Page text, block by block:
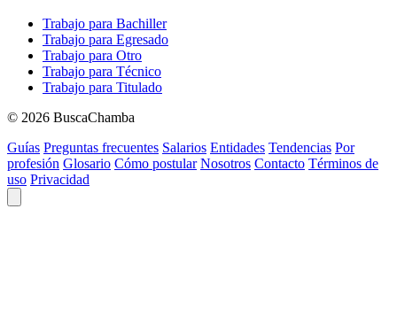
Trabajo para Bachiller
Trabajo para Egresado
Trabajo para Otro
Trabajo para Técnico
Trabajo para Titulado
© 2026 BuscaChamba
Guías Preguntas frecuentes Salarios Entidades Tendencias Por
profesión Glosario Cómo postular Nosotros Contacto Términos de
uso Privacidad